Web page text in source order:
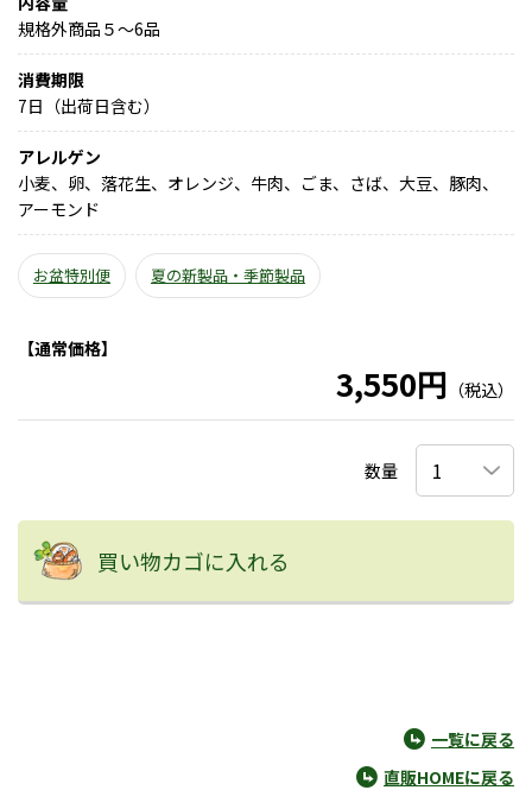
規格外商品５～6品
消費期限
7日（出荷日含む）
アレルゲン
小麦、卵、落花生、オレンジ、牛肉、ごま、さば、大豆、豚肉、
アーモンド
お盆特別便 夏の新製品・季節製品
【通常価格】
3,550円 （税込）
数量
買い物カゴに入れる
一覧に戻る
直販HOMEに戻る